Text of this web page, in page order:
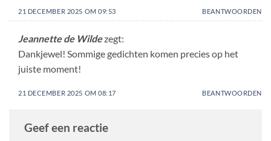
21 DECEMBER 2025 OM 09:53 BEANTWOORDEN
Jeannette de Wildezegt:
Dankjewel! Sommige gedichten komen precies op het
juiste moment!
21 DECEMBER 2025 OM 08:17 BEANTWOORDEN
Geef een reactie